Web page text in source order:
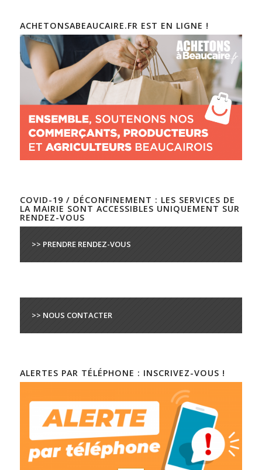
ACHETONSABEAUCAIRE.FR EST EN LIGNE !
COVID-19 / DÉCONFINEMENT : LES SERVICES DE
LA MAIRIE SONT ACCESSIBLES UNIQUEMENT SUR
RENDEZ-VOUS
>> PRENDRE RENDEZ-VOUS
>> NOUS CONTACTER
ALERTES PAR TÉLÉPHONE : INSCRIVEZ-VOUS !